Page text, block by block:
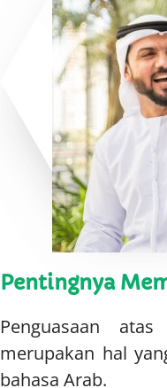
Pentingnya
Penguasaan
merupakan hal
bahasa Arab.